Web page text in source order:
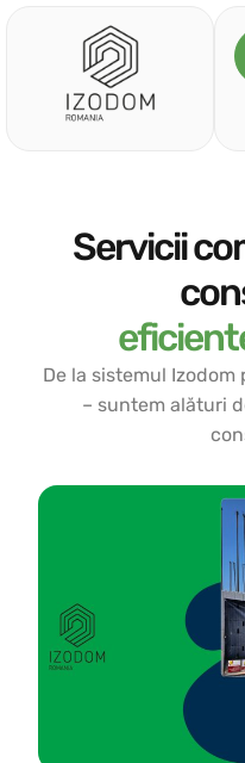
Servicii
De la sistemul
– suntem alături